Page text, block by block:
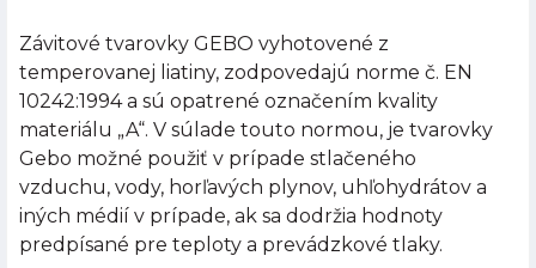
Závitové tvarovky GEBO vyhotovené z
temperovanej liatiny, zodpovedajú norme č. EN
10242:1994 a sú opatrené označením kvality
materiálu „A“. V súlade touto normou, je tvarovky
Gebo možné použiť v prípade stlačeného
vzduchu, vody, horľavých plynov, uhľohydrátov a
iných médií v prípade, ak sa dodržia hodnoty
predpísané pre teploty a prevádzkové tlaky.